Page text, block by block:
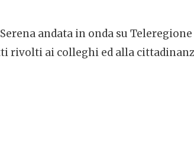
andata in onda su
rivolti ai colleghi ed alla